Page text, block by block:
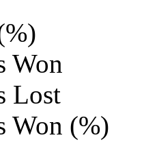
Won
Lost
Won (%)